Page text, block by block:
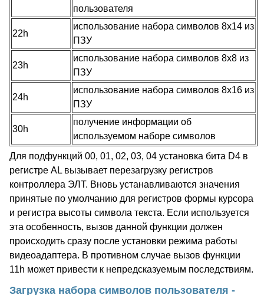
пользователя
22h
использование набора символов 8х14 из
ПЗУ
23h
использование набора символов 8х8 из
ПЗУ
24h
использование набора символов 8х16 из
ПЗУ
30h
получение информации об
используемом наборе символов
Для подфункций 00, 01, 02, 03, 04 установка бита D4 в
регистре AL вызывает перезагрузку регистров
контроллера ЭЛТ. Вновь устанавливаются значения
принятые по умолчанию для регистров формы курсора
и регистра высоты символа текста. Если используется
эта особенность, вызов данной функции должен
происходить сразу после установки режима работы
видеоадаптера. В противном случае вызов функции
11h может привести к непредсказуемым последствиям.
Загрузка набора символов пользователя -